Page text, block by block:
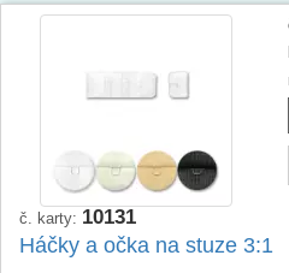
č. karty: 10131
Háčky a očka na stuze 3:1